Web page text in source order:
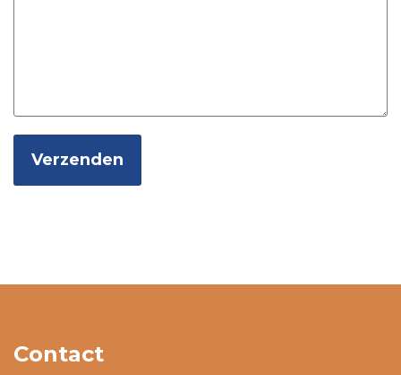
Verzenden
Contact